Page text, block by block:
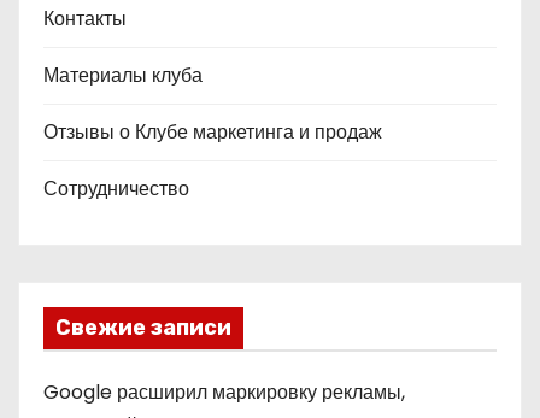
Контакты
Материалы клуба
Отзывы о Клубе маркетинга и продаж
Сотрудничество
Свежие записи
Google расширил маркировку рекламы,